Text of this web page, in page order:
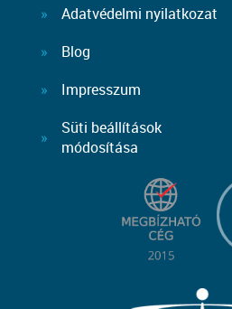
Adatvédelmi nyilatkozat
Blog
Impresszum
Süti beállítások
módosítása